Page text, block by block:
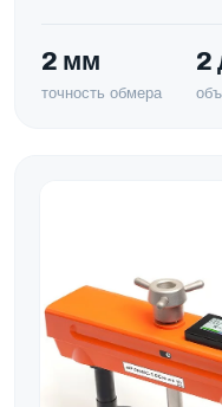
2 мм
точность обмера
2